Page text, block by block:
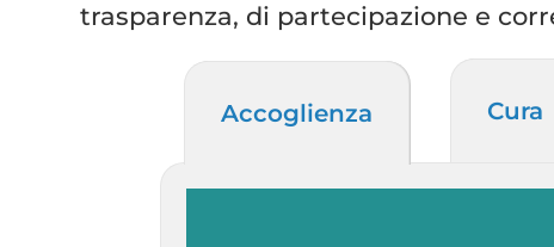
trasparenza, di partecipazione e
Accoglienza Cura